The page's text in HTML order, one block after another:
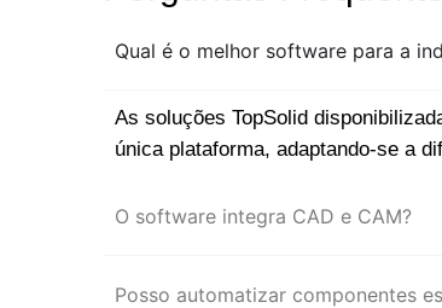
Qual é o melhor software para a
As soluções TopSolid
única plataforma, adaptando-se a
O software integra CAD e CAM?
Posso automatizar componentes